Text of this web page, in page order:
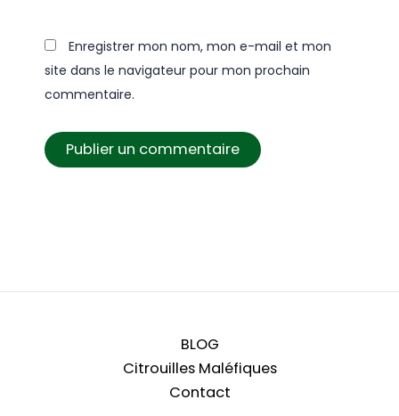
Enregistrer mon nom, mon e-mail et mon
site dans le navigateur pour mon prochain
commentaire.
BLOG
Citrouilles Maléfiques
Contact